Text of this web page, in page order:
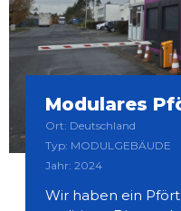
Modulares
Ort: Deutschland
Typ: MODULGEBÄUDE
Jahr: 2024
Wir haben ein